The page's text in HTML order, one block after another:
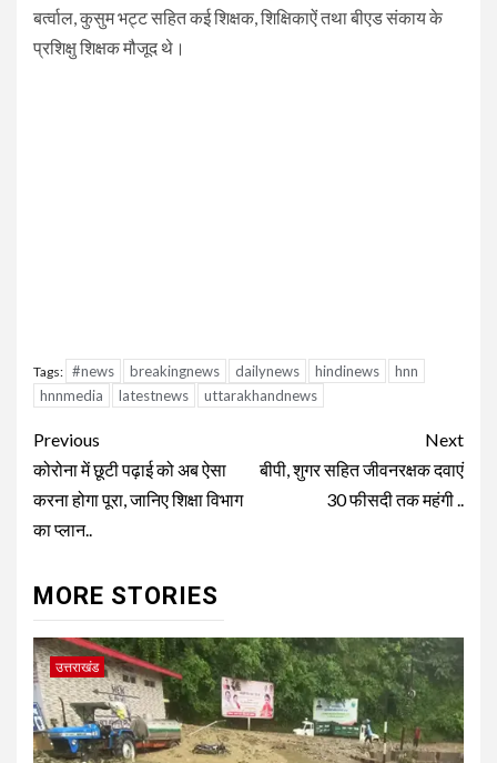
बर्त्वाल, कुसुम भट्ट सहित कई शिक्षक, शिक्षिकाऐं तथा बीएड संकाय के
प्रशिक्षु शिक्षक मौजूद थे।
Tags: #news breakingnews dailynews hindinews
hnn
hnnmedia
latestnews uttarakhandnews
Continue
Reading
Previous
कोरोना में छूटी पढ़ाई को अब ऐसा
करना होगा पूरा, जानिए शिक्षा विभाग
का प्लान..
Next
बीपी, शुगर सहित जीवनरक्षक दवाएं
30 फीसदी तक महंगी ..
MORE STORIES
उत्तराखंड